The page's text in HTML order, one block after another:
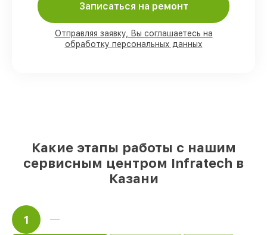
комплектующих Infratech есть в
наличии в мастерской или на складе в
Казани, остальные доставляются быстро
Подлинные запчасти Infratech и
Записаться на ремонт
Отправляя заявку, Вы соглашаетесь на
обработку персональных данных
Какие этапы работы с нашим
сервисным центром Infratech в
Казани
1